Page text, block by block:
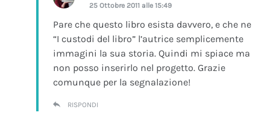
25 Ottobre 2011 alle 15:49
Pare che questo libro esista davvero, e che ne
“I custodi del libro” l’autrice semplicemente
immagini la sua storia. Quindi mi spiace ma
non posso inserirlo nel progetto. Grazie
comunque per la segnalazione!
RISPONDI